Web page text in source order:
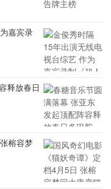
嘉宾录
释放春日
榕容梦